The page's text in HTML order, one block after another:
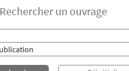
Rechercher un ouvrage